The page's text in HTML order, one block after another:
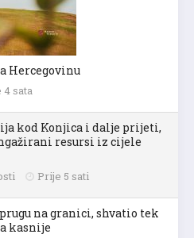
Hercegovinu
4 sata
kod Konjica i dalje prijeti,
resursi iz cijele
Prije 5 sati
na granici, shvatio tek
kasnije